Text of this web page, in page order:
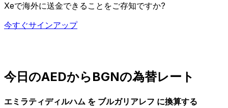
Xeで海外に送金できることをご存知ですか?
今すぐサインアップ
今日のAEDからBGNの為替レート
エミラティディルハム を ブルガリアレフ に換算する